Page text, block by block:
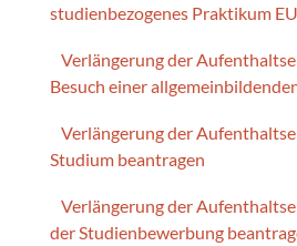
studienbezogenes Praktikum
Verlängerung der
Besuch einer
Verlängerung der
Studium beantragen
Verlängerung der
der Studienbewerbung